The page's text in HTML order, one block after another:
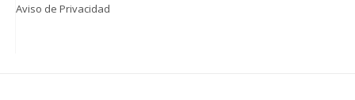
Aviso de Privacidad